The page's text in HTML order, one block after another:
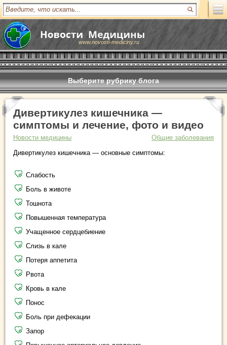
www.novosti-mediciny.ru
Выберите рубрику блога
Дивертикулез кишечника —
симптомы и лечение, фото и видео
Новости медицины
Общие заболевания
Дивертикулез кишечника — основные симптомы:
Слабость
Боль в животе
Тошнота
Повышенная температура
Учащенное сердцебиение
Слизь в кале
Потеря аппетита
Рвота
Кровь в кале
Понос
Боль при дефекации
Запор